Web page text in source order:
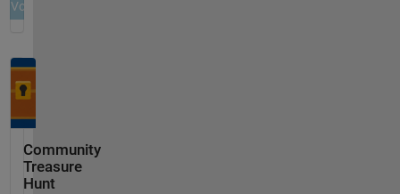
Community
Treasure
Hunt